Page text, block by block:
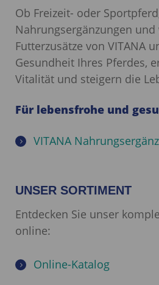
Ob Freizeit- oder
Nahrungsergänzungen
Futterzusätze von VITANA
Gesundheit Ihres Pferdes,
Vitalität und steigern die
Für lebensfrohe und
VITANA
UNSER SORTIMENT
Entdecken Sie unser
online:
Online-Katalog